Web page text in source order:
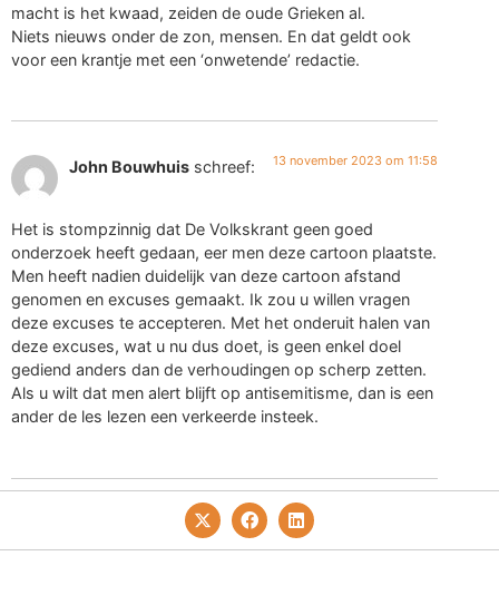
macht is het kwaad, zeiden de oude Grieken al.
Niets nieuws onder de zon, mensen. En dat geldt ook
voor een krantje met een ‘onwetende’ redactie.
John Bouwhuis schreef: 13 november 2023 om 11:58
Het is stompzinnig dat De Volkskrant geen goed
onderzoek heeft gedaan, eer men deze cartoon plaatste.
Men heeft nadien duidelijk van deze cartoon afstand
genomen en excuses gemaakt. Ik zou u willen vragen
deze excuses te accepteren. Met het onderuit halen van
deze excuses, wat u nu dus doet, is geen enkel doel
gediend anders dan de verhoudingen op scherp zetten.
Als u wilt dat men alert blijft op antisemitisme, dan is een
ander de les lezen een verkeerde insteek.